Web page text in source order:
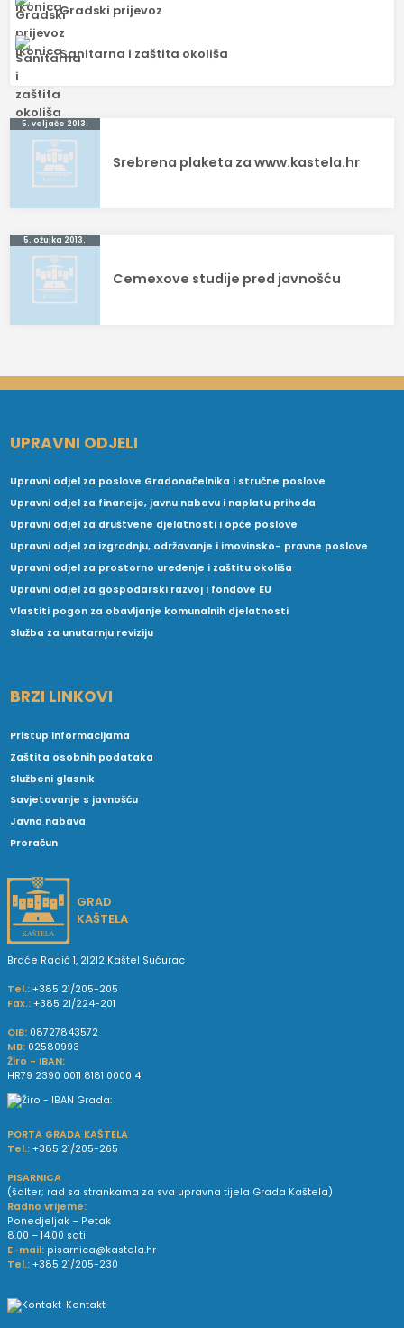
Gradski prijevoz
Sanitarna i zaštita okoliša
Navigacija
objava
5. veljače 2013.
Srebrena plaketa za www.kastela.hr
5. ožujka 2013.
Cemexove studije pred javnošću
UPRAVNI ODJELI
Upravni odjel za poslove Gradonačelnika i stručne poslove
Upravni odjel za financije, javnu nabavu i naplatu prihoda
Upravni odjel za društvene djelatnosti i opće poslove
Upravni odjel za izgradnju, održavanje i imovinsko- pravne poslove
Upravni odjel za prostorno uređenje i zaštitu okoliša
Upravni odjel za gospodarski razvoj i fondove EU
Vlastiti pogon za obavljanje komunalnih djelatnosti
Služba za unutarnju reviziju
BRZI LINKOVI
Pristup informacijama
Zaštita osobnih podataka
Službeni glasnik
Savjetovanje s javnošću
Javna nabava
Proračun
GRAD
KAŠTELA
Braće Radić 1, 21212 Kaštel Sućurac
Tel.: +385 21/205-205
Fax.: +385 21/224-201
OIB: 08727843572
MB: 02580993
Žiro - IBAN:
HR79 2390 0011 8181 0000 4
PORTA GRADA KAŠTELA
Tel.: +385 21/205-265
PISARNICA
(šalter; rad sa strankama za sva upravna tijela Grada Kaštela)
Radno vrijeme:
Ponedjeljak – Petak
8.00 – 14.00 sati
E-mail: pisarnica@kastela.hr
Tel.: +385 21/205-230
Kontakt